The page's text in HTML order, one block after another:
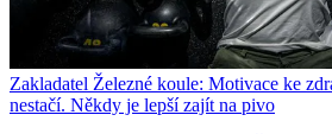
Zakladatel Železné koule: Motivace ke
nestačí. Někdy je lepší zajít na pivo